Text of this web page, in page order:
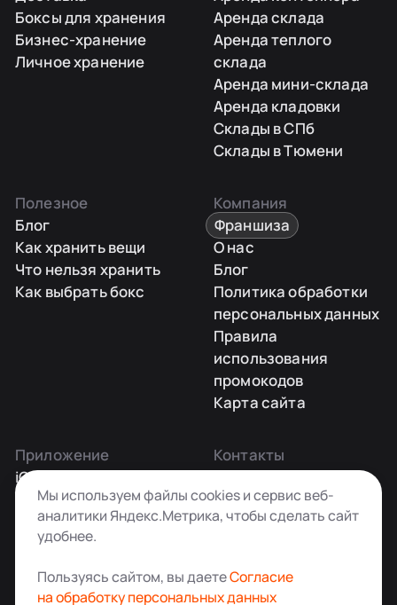
Боксы для хранения
Бизнес-хранение
Личное хранение
Аренда склада
Аренда теплого
склада
Аренда мини-склада
Аренда кладовки
Склады в СПб
Склады в Тюмени
Полезное
Блог
Как хранить вещи
Что нельзя хранить
Как выбрать бокс
Компания
Франшиза
О нас
Блог
Политика обработки
персональных данных
Правила
использования
промокодов
Карта сайта
Приложение
iOS
Android
Контакты
Заказать звонок
+7 495 181-55-45
info@kladovkin.ru
Мы используем файлы cookies и сервис веб-
аналитики Яндекс.Метрика, чтобы сделать сайт
удобнее.
Пользуясь сайтом, вы даетеСогласие
на обработку персональных данных